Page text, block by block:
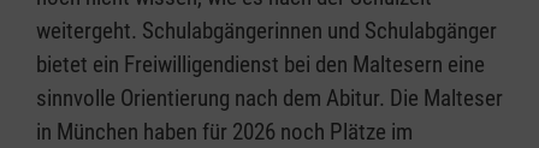
weitergeht. Schulabgängerinnen und Schulabgänger
bietet ein Freiwilligendienst bei den Maltesern eine
sinnvolle Orientierung nach dem Abitur. Die Malteser
in München haben für 2026 noch Plätze im